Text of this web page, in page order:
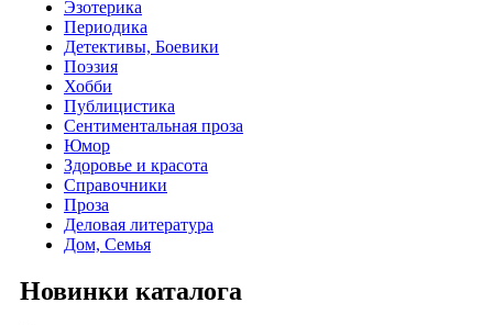
Эзотерика
Периодика
Детективы, Боевики
Поэзия
Хобби
Публицистика
Сентиментальная проза
Юмор
Здоровье и красота
Справочники
Проза
Деловая литература
Дом, Семья
Новинки каталога